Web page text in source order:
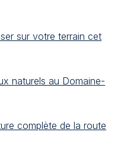
sur votre terrain cet
naturels au Domaine-
complète de la route